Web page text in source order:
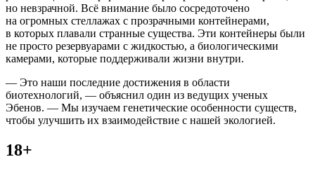
но невзрачной. Всё внимание было сосредоточено
на огромных стеллажах с прозрачными контейнерами,
в которых плавали странные существа. Эти контейнеры были
не просто резервуарами с жидкостью, а биологическими
камерами, которые поддерживали жизни внутри.
— Это наши последние достижения в области
биотехнологий, — объяснил один из ведущих ученых
Эбенов. — Мы изучаем генетические особенности существ,
чтобы улучшить их взаимодействие с нашей экологией.
18+